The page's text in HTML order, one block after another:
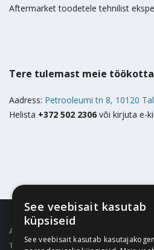
Aftermarket toodetele tehnilist
Tere tulemast meie
Aadress: Petrooleumi tn 8, 10120
Helista +372 502 2306 või kirjuta e-
Aadress:
Telefon:+372 502 2306
See veebisait kasutab
küpsiseid
See veebisait kasutab